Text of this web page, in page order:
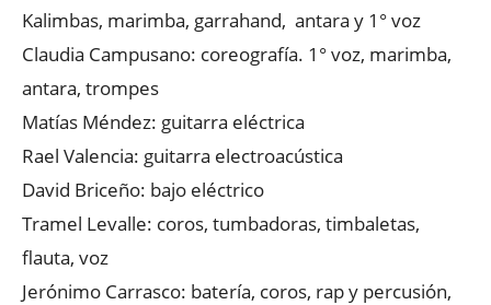
Kalimbas, marimba, garrahand, antara y 1° voz
Claudia Campusano: coreografía. 1° voz, marimba,
antara, trompes
Matías Méndez: guitarra eléctrica
Rael Valencia: guitarra electroacústica
David Briceño: bajo eléctrico
Tramel Levalle: coros, tumbadoras, timbaletas,
flauta, voz
Jerónimo Carrasco: batería, coros, rap y percusión,